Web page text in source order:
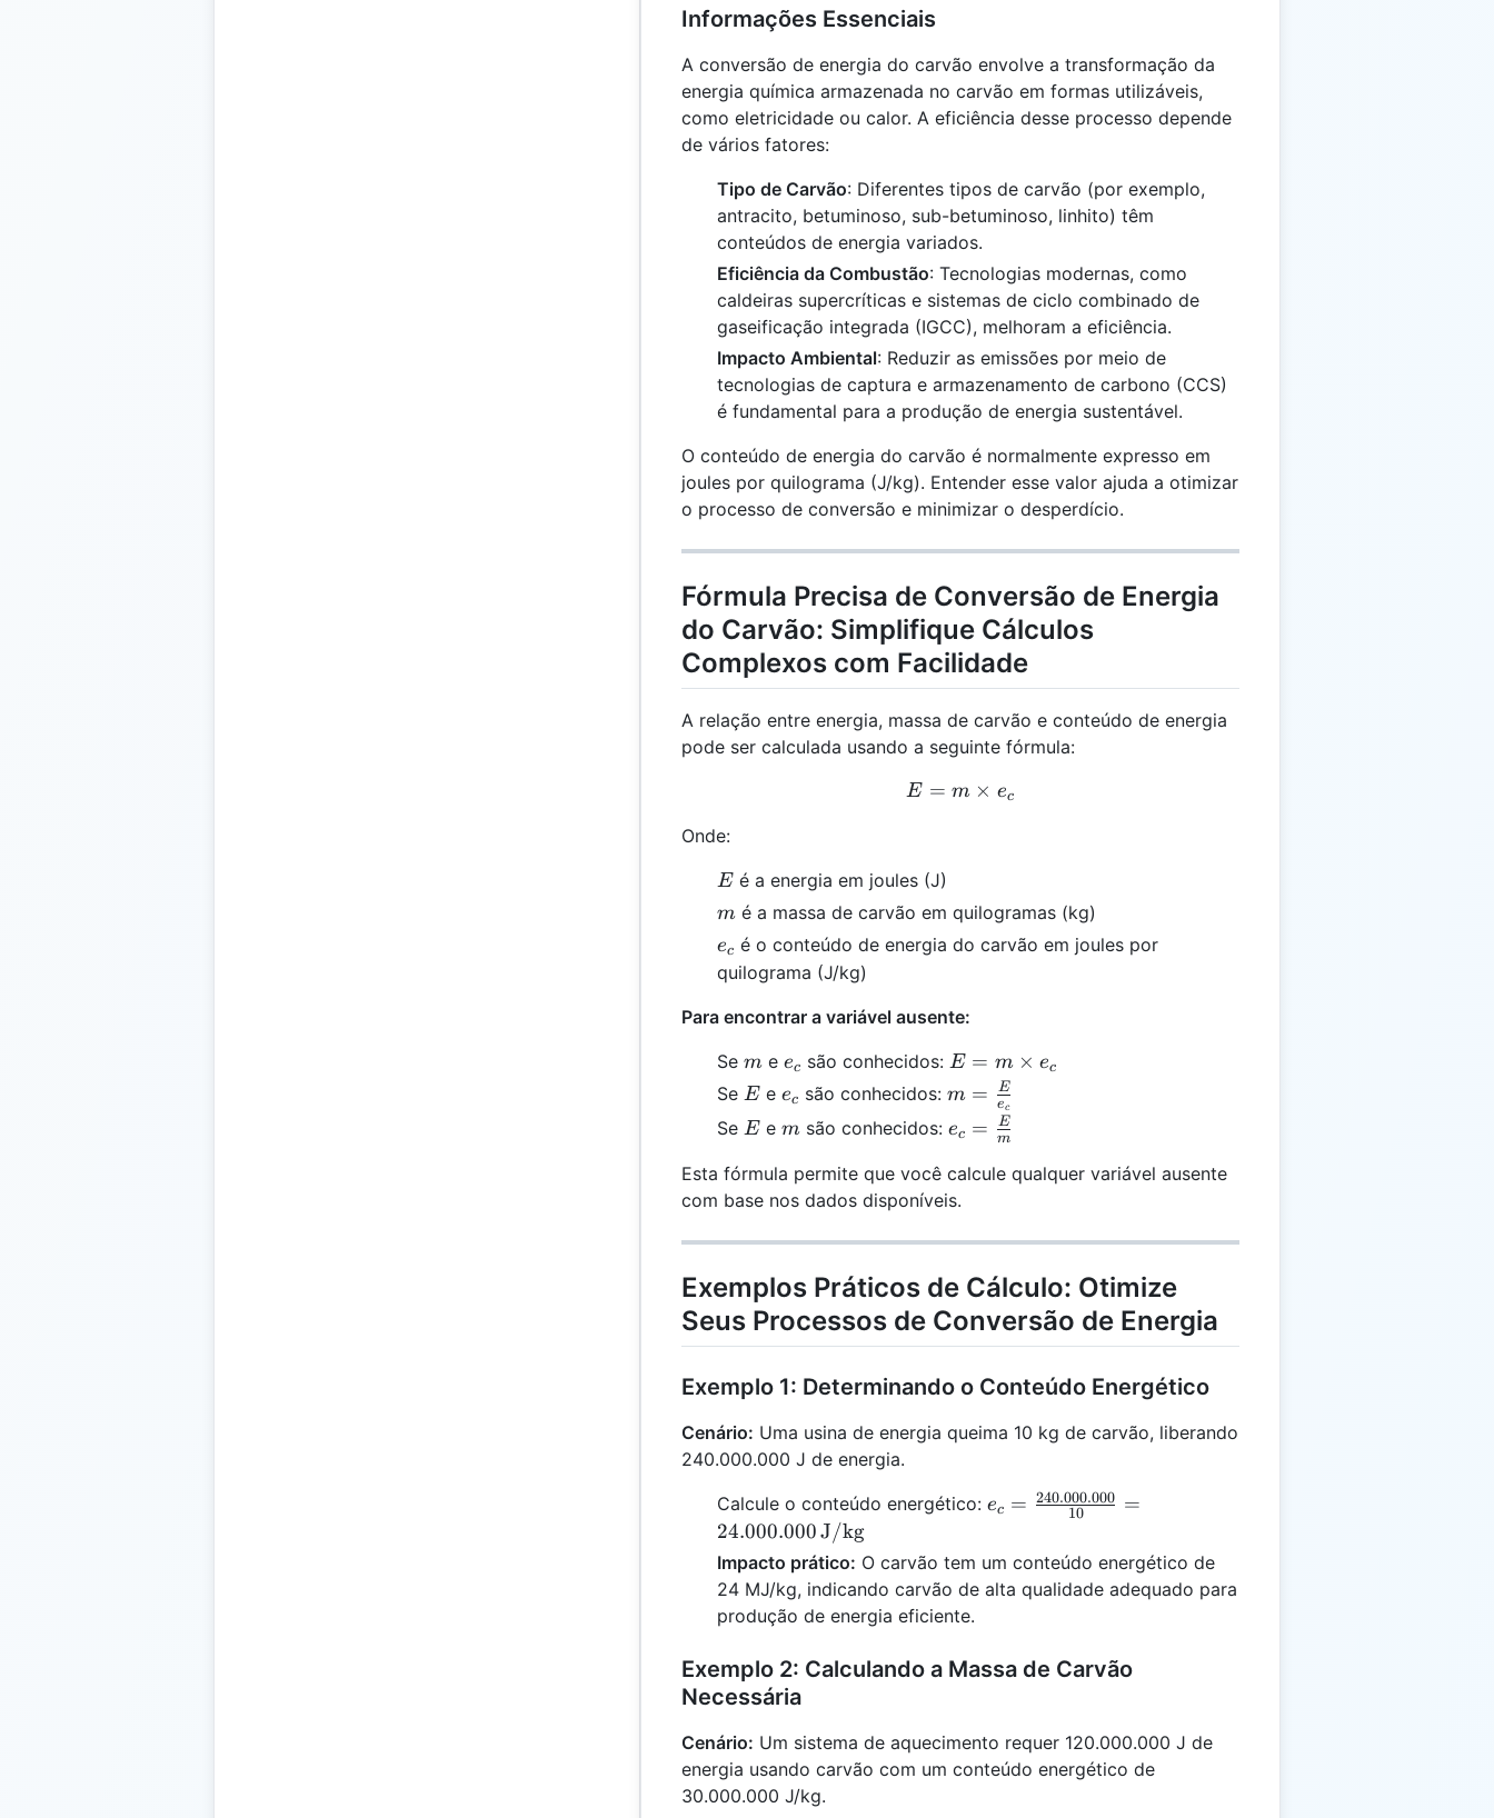
Informações Essenciais
A conversão de energia do carvão envolve a transformação da
energia química armazenada no carvão em formas utilizáveis,
como eletricidade ou calor. A eficiência desse processo depende
de vários fatores:
Tipo de Carvão: Diferentes tipos de carvão (por exemplo,
antracito, betuminoso, sub-betuminoso, linhito) têm
conteúdos de energia variados.
Eficiência da Combustão: Tecnologias modernas, como
caldeiras supercríticas e sistemas de ciclo combinado de
gaseificação integrada (IGCC), melhoram a eficiência.
Impacto Ambiental: Reduzir as emissões por meio de
tecnologias de captura e armazenamento de carbono (CCS)
é fundamental para a produção de energia sustentável.
O conteúdo de energia do carvão é normalmente expresso em
joules por quilograma (J/kg). Entender esse valor ajuda a otimizar
o processo de conversão e minimizar o desperdício.
Fórmula Precisa de Conversão de Energia
do Carvão: Simplifique Cálculos
Complexos com Facilidade
A relação entre energia, massa de carvão e conteúdo de energia
pode ser calculada usando a seguinte fórmula:
E = m \times e_c
E = m × ec
Onde:
E
E é a energia em joules (J)
m
m é a massa de carvão em quilogramas (kg)
e_c
ec é o conteúdo de energia do carvão em joules por
quilograma (J/kg)
Para encontrar a variável ausente:
Se m
m e e_c
ec são conhecidos: E =
m
\times
e_c
E = m × ec
Se E
E ee_c
ec são conhecidos:m =
\frac{E}
{e_c}
m = ec
E
Se E
E em
m são conhecidos:e_c =
{m}
ec = m
E
Esta fórmula permite que você calcule qualquer variável ausente
com base nos dados disponíveis.
Exemplos Práticos de Cálculo: Otimize
Seus Processos de Conversão de Energia
Exemplo 1: Determinando o Conteúdo Energético
Cenário: Uma usina de energia queima 10 kg de carvão, liberando
240.000.000 J de energia.
Calcule o conteúdo energético: e_c =
{10} = 24.000.000
\, \text{J/kg}
ec = 10
240.000.000 =
24.000.000J/kg
Impacto prático: O carvão tem um conteúdo energético de
24 MJ/kg, indicando carvão de alta qualidade adequado para
produção de energia eficiente.
Exemplo 2: Calculando a Massa de Carvão
Necessária
Cenário: Um sistema de aquecimento requer 120.000.000 J de
energia usando carvão com um conteúdo energético de
30.000.000 J/kg.